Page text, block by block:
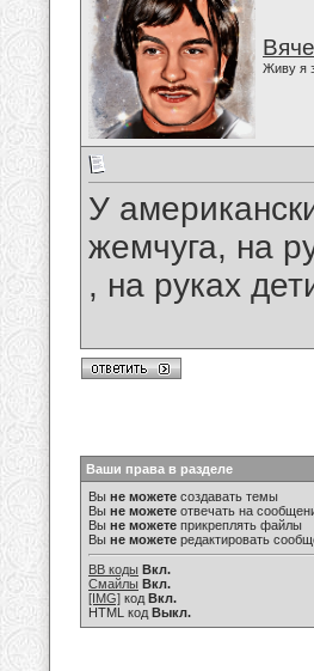
Живу я
У
жемчуга, на
, на руках
Ваши права в разделе
Вы не можете создавать темы
Вы не можете отвечать на
Вы не можете прикреплять файлы
Вы не можете редактировать
BB коды Вкл.
Смайлы Вкл.
[IMG] код Вкл.
HTML код Выкл.